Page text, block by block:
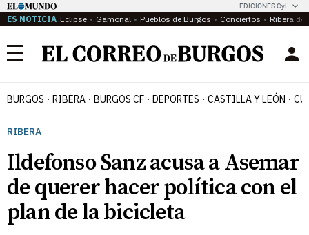
EDICIONES CyL
ES NOTICIA Eclipse Gamonal Pueblos de Burgos Conciertos Ribera del
Menú
BURGOS RIBERA BURGOS CF DEPORTES CASTILLA Y LEÓN
RIBERA
Ildefonso Sanz acusa a Asemar
de querer hacer política con el
plan de la bicicleta